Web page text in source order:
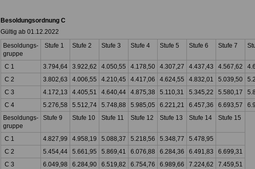
Besoldungsordnung C
Gültig ab 01.12.2022
Besoldungs-
gruppe
Stufe 1 Stufe 2 Stufe 3 Stufe 4 Stufe 5 Stufe 6 Stufe 7
C 1 3.794,64 3.922,62 4.050,55 4.178,50 4.307,27 4.437,43 4.567,62
C 2
3.802,63 4.006,55 4.210,45 4.417,06 4.624,55 4.832,01 5.039,50
C 3
4.172,13 4.405,51 4.640,44 4.875,38 5.110,31 5.345,22 5.580,17
C 4
5.276,58 5.512,74 5.748,88 5.985,05 6.221,21 6.457,36 6.693,57
Besoldungs-
gruppe
Stufe 9 Stufe 10 Stufe 11 Stufe 12 Stufe 13 Stufe 14 Stufe 15
C 1 4.827,99 4.958,19 5.088,37 5.218,56 5.348,77
5.478,95
C 2
5.454,44 5.661,95 5.869,41 6.076,88 6.284,36 6.491,83
6.699,31
C 3
6.049,98 6.284,90 6.519,82 6.754,76 6.989,66 7.224,62
7.459,51